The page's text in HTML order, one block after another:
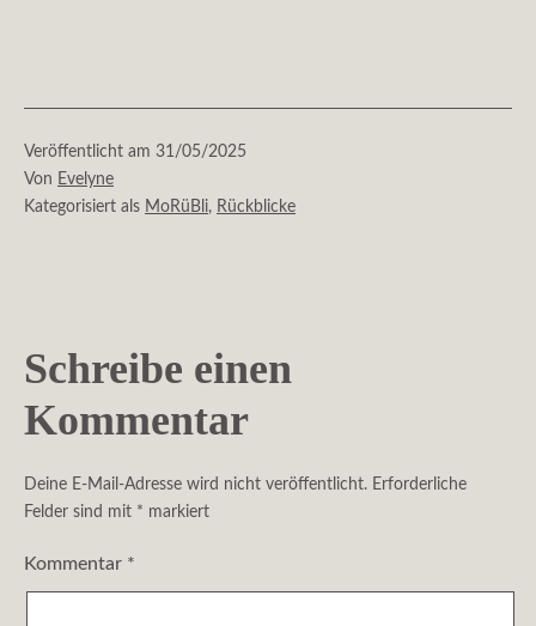
Veröffentlicht am 31/05/2025
Von Evelyne
Kategorisiert als MoRüBli, Rückblicke
Schreibe einen
Kommentar
Deine E-Mail-Adresse wird nicht veröffentlicht. Erforderliche
Felder sind mit * markiert
Kommentar *